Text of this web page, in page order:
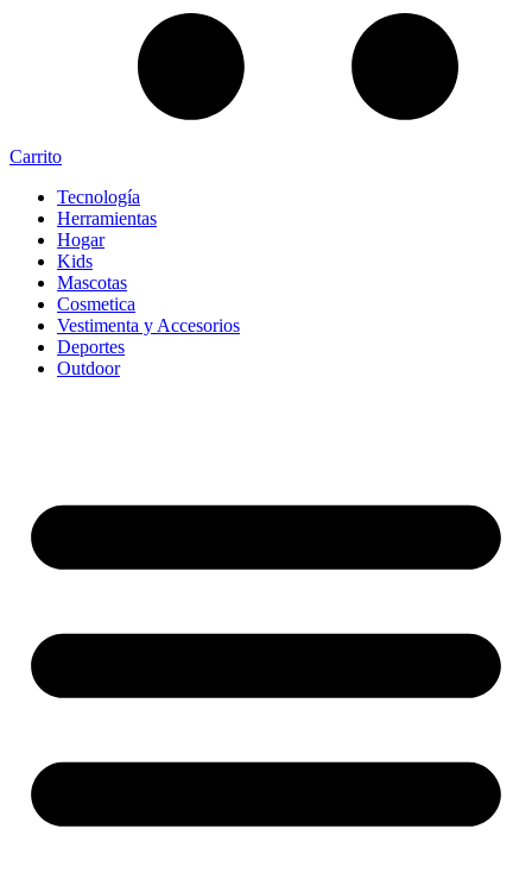
Carrito
Tecnología
Herramientas
Hogar
Kids
Mascotas
Cosmetica
Vestimenta y Accesorios
Deportes
Outdoor